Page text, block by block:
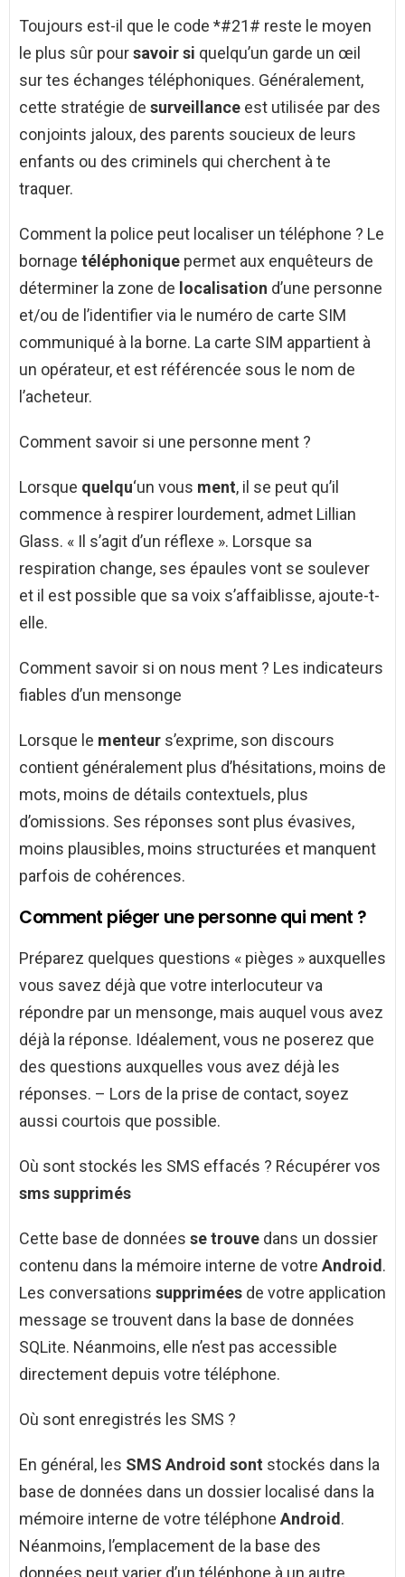
Toujours est-il que le code *#21# reste le moyen
le plus sûr poursavoir si quelqu’un garde un œil
sur tes échanges téléphoniques. Généralement,
cette stratégie de surveillance est utilisée par des
conjoints jaloux, des parents soucieux de leurs
enfants ou des criminels qui cherchent à te
traquer.
Comment la police peut localiser un téléphone ? Le
bornage téléphonique permet aux enquêteurs de
déterminer la zone de localisation d’une personne
et/ou de l’identifier via le numéro de carte SIM
communiqué à la borne. La carte SIM appartient à
un opérateur, et est référencée sous le nom de
l’acheteur.
Comment savoir si une personne ment ?
Lorsque quelqu‘un vous ment, il se peut qu’il
commence à respirer lourdement, admet Lillian
Glass. « Il s’agit d’un réflexe ». Lorsque sa
respiration change, ses épaules vont se soulever
et il est possible que sa voix s’affaiblisse, ajoute-t-
elle.
Comment savoir si on nous ment ? Les indicateurs
fiables d’un mensonge
Lorsque le menteur s’exprime, son discours
contient généralement plus d’hésitations, moins de
mots, moins de détails contextuels, plus
d’omissions. Ses réponses sont plus évasives,
moins plausibles, moins structurées et manquent
parfois de cohérences.
Comment piéger une personne qui ment ?
Préparez quelques questions « pièges » auxquelles
vous savez déjà que votre interlocuteur va
répondre par un mensonge, mais auquel vous avez
déjà la réponse. Idéalement, vous ne poserez que
des questions auxquelles vous avez déjà les
réponses. – Lors de la prise de contact, soyez
aussi courtois que possible.
Où sont stockés les SMS effacés ? Récupérer vos
sms supprimés
Cette base de données se trouve dans un dossier
contenu dans la mémoire interne de votre Android.
Les conversations supprimées de votre application
message se trouvent dans la base de données
SQLite. Néanmoins, elle n’est pas accessible
directement depuis votre téléphone.
Où sont enregistrés les SMS ?
En général, les SMS Android sont stockés dans la
base de données dans un dossier localisé dans la
mémoire interne de votre téléphone Android.
Néanmoins, l’emplacement de la base des
données peut varier d’un téléphone à un autre.